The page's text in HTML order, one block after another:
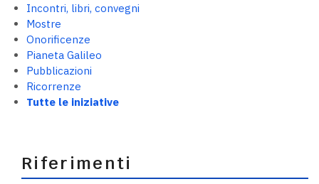
Incontri, libri, convegni
Mostre
Onorificenze
Pianeta Galileo
Pubblicazioni
Ricorrenze
Tutte le iniziative
Riferimenti